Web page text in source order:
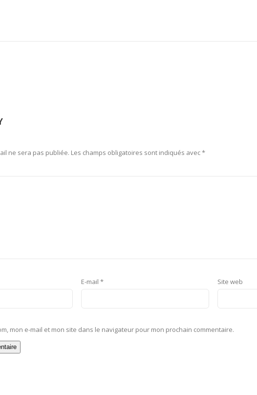
ne sera pas publiée. Les champs obligatoires sont indiqués avec*
E-mail * Site web
mon e-mail et mon site dans le navigateur pour mon prochain commentaire.